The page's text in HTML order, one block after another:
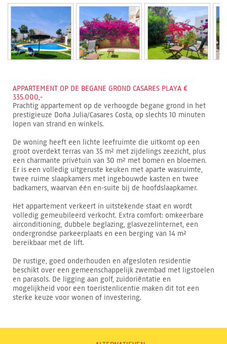
APPARTEMENT OP DE BEGANE GROND CASARES PLAYA €
335.000,-
Prachtig appartement op de verhoogde begane grond in het
prestigieuze Doña Julia/Casares Costa, op slechts 10 minuten
lopen van strand en winkels.
De woning heeft een lichte leefruimte die uitkomt op een
groot overdekt terras van 35 m² met zijdelings zeezicht, plus
een charmante privétuin van 30 m² met bomen en bloemen.
Er is een volledig uitgeruste keuken met aparte wasruimte,
twee ruime slaapkamers met ingebouwde kasten en twee
badkamers, waarvan één en-suite bij de hoofdslaapkamer.
Het appartement verkeert in uitstekende staat en wordt
volledig gemeubileerd verkocht. Extra comfort: omkeerbare
airconditioning, dubbele beglazing, glasvezelinternet, een
ondergrondse parkeerplaats en een berging van 14 m²
bereikbaar met de lift.
De rustige, goed onderhouden en afgesloten residentie
beschikt over een gemeenschappelijk zwembad met ligstoelen
en parasols. De ligging aan golf, zuidoriëntatie en
mogelijkheid voor een toeristenlicentie maken dit tot een
sterke keuze voor wonen of investering.